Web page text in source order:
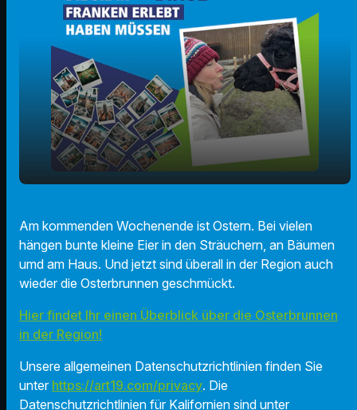
play_arrow geschmückt!
00:00 01:35
Am kommenden Wochenende ist Ostern. Bei vielen
hängen bunte kleine Eier in den Sträuchern, an Bäumen
umd am Haus. Und jetzt sind überall in der Region auch
wieder die Osterbrunnen geschmückt.
Hier findet Ihr einen Überblick über die Osterbrunnen
in der Region!
Unsere allgemeinen Datenschutzrichtlinien finden Sie
unter https://art19.com/privacy. Die
Datenschutzrichtlinien für Kalifornien sind unter